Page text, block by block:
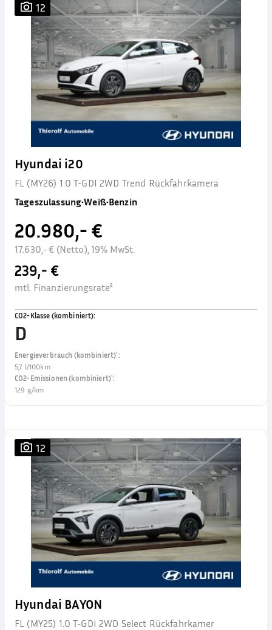
12
Hyundai i20
FL (MY26) 1.0 T-GDI 2WD Trend Rückfahrkamera
Tageszulassung•Weiß•Benzin
20.980,- €
17.630,- € (Netto), 19% MwSt.
239,- €
mtl. Finanzierungsrate²
CO2-Klasse (kombiniert):
D
Energieverbrauch (kombiniert)¹:
5,7 l/100km
CO2-Emissionen (kombiniert)¹:
129 g/km
12
Hyundai BAYON
FL (MY25) 1.0 T-GDI 2WD Select Rückfahrkamer